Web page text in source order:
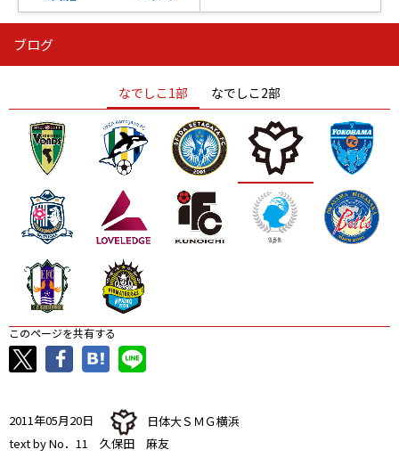
ニッパツ
ニッパツ 名古屋
石人の星
静岡 愛媛Ｌ
ブログ
なでしこ1部 なでしこ2部
このページを共有する
2011年05月20日
日体大ＳＭＧ横浜
text by No．11 久保田 麻友